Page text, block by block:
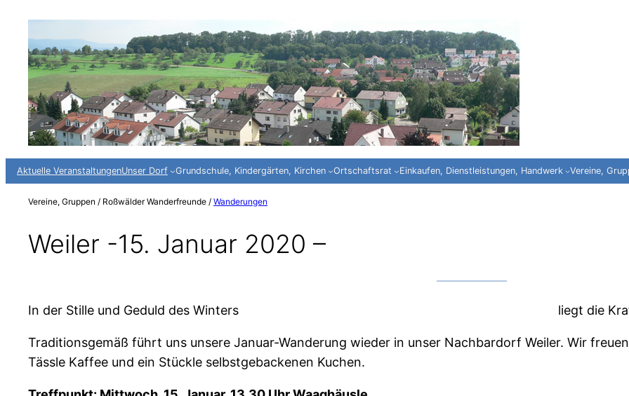
springen
Aktuelle VeranstaltungenUnser Dorf Grundschule, Kindergärten, Kirchen Ortschaftsrat Einkaufen, Dienstleistungen, Handwerk Vereine,
Vereine, Gruppen / Roßwälder Wanderfreunde / Wanderungen
Weiler -15. Januar 2020 –
In der Stille und Geduld des Winters liegt die Kraft für
Traditionsgemäß führt uns unsere Januar-Wanderung wieder in unser Nachbardorf Weiler. Wir
Tässle Kaffee und ein Stückle selbstgebackenen Kuchen.